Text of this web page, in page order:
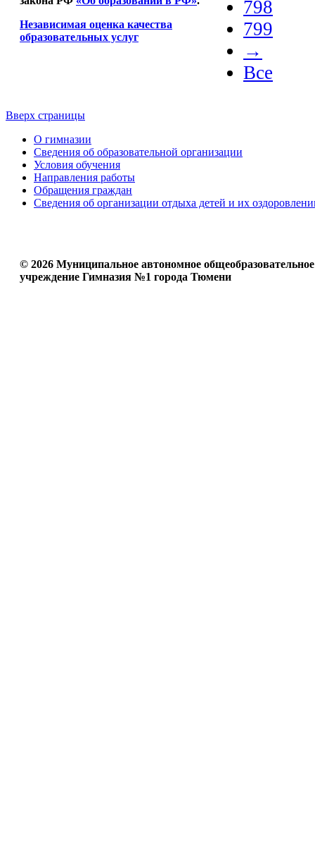
Независимая оценка качества
образовательных услуг
798
799
→
Все
Вверх страницы
О гимназии
Сведения об образовательной организации
Условия обучения
Направления работы
Обращения граждан
Сведения об организации отдыха детей и их
© 2026 Муниципальное автономное общеобразовательное
учреждение Гимназия №1 города Тюмени